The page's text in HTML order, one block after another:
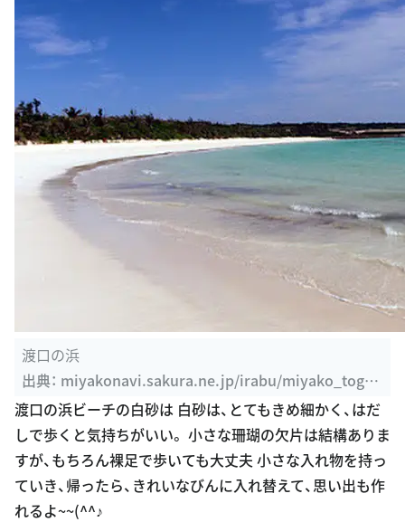
渡口の浜
出典： miyakonavi.sakura.ne.jp/irabu/miyako_toguc
hi.html
渡口の浜ビーチの白砂は 白砂は、とてもきめ細かく、はだ
しで歩くと気持ちがいい。 小さな珊瑚の欠片は結構ありま
すが、もちろん裸足で歩いても大丈夫 小さな入れ物を持っ
ていき、帰ったら、きれいなびんに入れ替えて、思い出も作
れるよ~~(^^♪